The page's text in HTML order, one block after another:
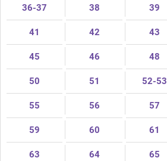
36-37 38 39
41 42 43
45 46 48
50 51 52-53
55 56 57
59 60 61
63 64 65